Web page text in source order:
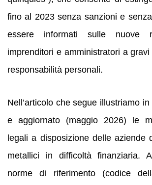
fino al 2023 senza sanzioni e
essere informati sulle nuove
imprenditori e amministratori a
responsabilità personali.
Nell’articolo che segue illustriamo
e aggiornato (maggio 2026) le
legali a disposizione delle aziende
metallici in difficoltà finanziaria.
norme di riferimento (codice